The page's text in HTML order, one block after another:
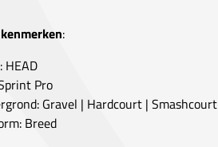
:
HEAD
Pro
Gravel | Hardcourt | Smashcourt
Breed